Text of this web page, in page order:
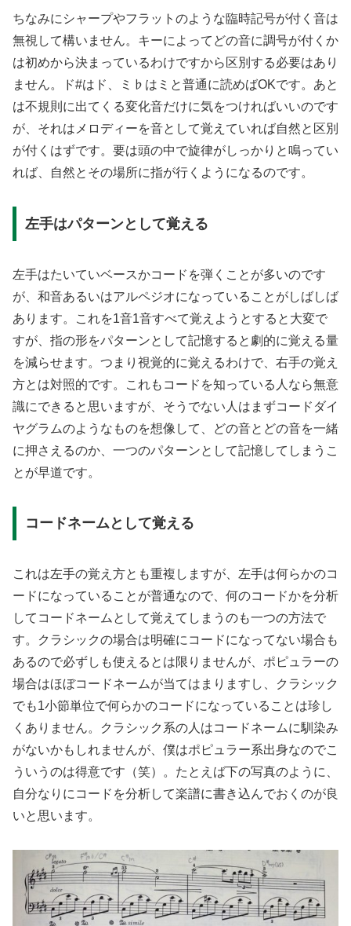
ちなみにシャープやフラットのような臨時記号が付く音は
無視して構いません。キーによってどの音に調号が付くか
は初めから決まっているわけですから区別する必要はあり
ません。ド#はド、ミ♭はミと普通に読めばOKです。あと
は不規則に出てくる変化音だけに気をつければいいのです
が、それはメロディーを音として覚えていれば自然と区別
が付くはずです。要は頭の中で旋律がしっかりと鳴ってい
れば、自然とその場所に指が行くようになるのです。
左手はパターンとして覚える
左手はたいていベースかコードを弾くことが多いのです
が、和音あるいはアルペジオになっていることがしばしば
あります。これを1音1音すべて覚えようとすると大変で
すが、指の形をパターンとして記憶すると劇的に覚える量
を減らせます。つまり視覚的に覚えるわけで、右手の覚え
方とは対照的です。これもコードを知っている人なら無意
識にできると思いますが、そうでない人はまずコードダイ
ヤグラムのようなものを想像して、どの音とどの音を一緒
に押さえるのか、一つのパターンとして記憶してしまうこ
とが早道です。
コードネームとして覚える
これは左手の覚え方とも重複しますが、左手は何らかのコ
ードになっていることが普通なので、何のコードかを分析
してコードネームとして覚えてしまうのも一つの方法で
す。クラシックの場合は明確にコードになってない場合も
あるので必ずしも使えるとは限りませんが、ポピュラーの
場合はほぼコードネームが当てはまりますし、クラシック
でも1小節単位で何らかのコードになっていることは珍し
くありません。クラシック系の人はコードネームに馴染み
がないかもしれませんが、僕はポピュラー系出身なのでこ
ういうのは得意です（笑）。たとえば下の写真のように、
自分なりにコードを分析して楽譜に書き込んでおくのが良
いと思います。